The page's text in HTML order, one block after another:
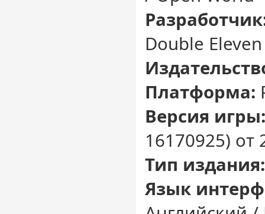
Double Eleven
Платформа:
Версия игры:
16170925) от
Тип издания:
Язык